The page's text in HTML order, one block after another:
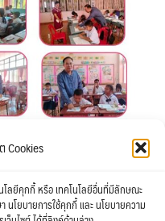
Cookies
โลยีคุกกี้ หรือ เทคโนโลยีอื่นที่มีลักษณะ
นโยบายการใช้คุกกี้ และ นโยบายความ